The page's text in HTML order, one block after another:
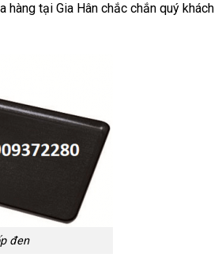
hàng tại Gia Hân chắc chắn quý khách
đen